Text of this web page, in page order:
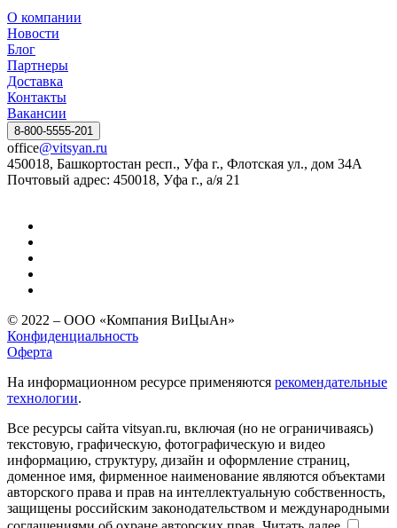
О компании
Новости
Блог
Партнеры
Доставка
Контакты
Вакансии
8-800-5555-201
office@vitsyan.ru
450018, Башкортостан респ., Уфа г., Флотская ул., дом 34А
Почтовый адрес: 450018, Уфа г., а/я 21
© 2022 – ООО «Компания ВиЦыАн»
Конфиденциальность
Оферта
На информационном ресурсе применяются рекомендательные
технологии.
Все ресурсы сайта vitsyan.ru, включая (но не ограничиваясь)
текстовую, графическую, фотографическую и видео
информацию, структуру, дизайн и оформление страниц,
доменное имя, фирменное наименование являются объектами
авторского права и прав на интеллектуальную собственность,
защищены российским законодательством и международными